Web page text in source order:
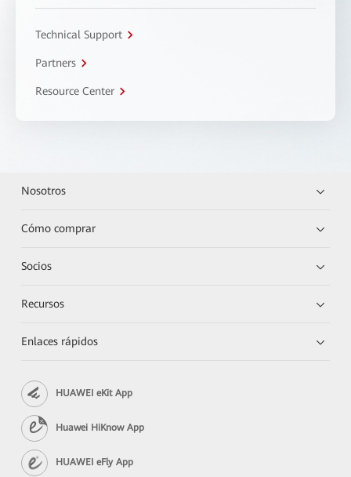
Technical Support
Partners
Resource Center
Nosotros
Cómo comprar
Socios
Recursos
Enlaces rápidos
HUAWEI eKit App
Huawei HiKnow App
HUAWEI eFly App